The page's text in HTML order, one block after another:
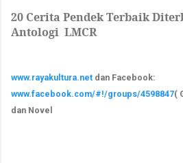
20 Cerita Pendek Terbaik
Antologi LMCR
www.rayakultura.net dan Facebook:
www.facebook.com/#!/groups/4598847(
dan Novel